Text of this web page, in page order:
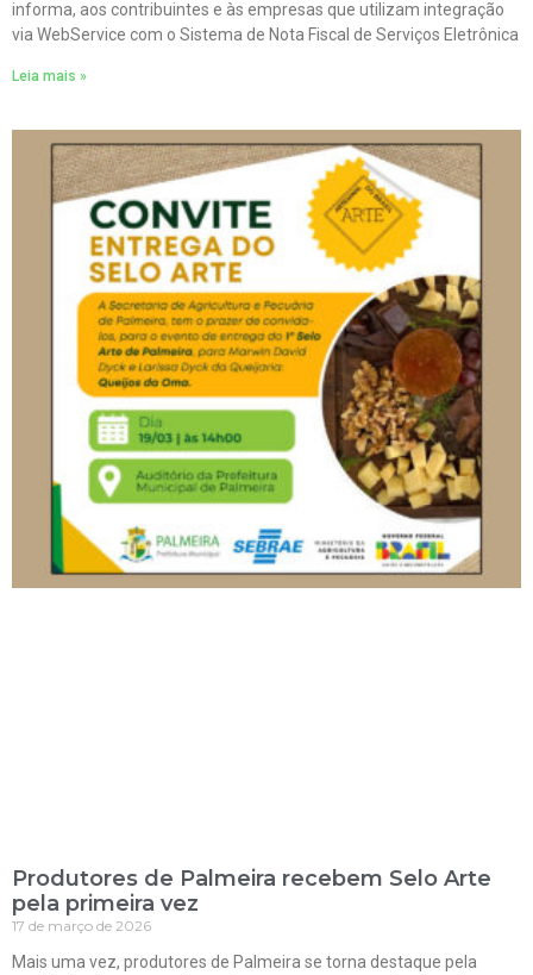
informa, aos contribuintes e às empresas que utilizam integração
via WebService com o Sistema de Nota Fiscal de Serviços Eletrônica
Leia mais »
Produtores de Palmeira recebem Selo Arte
pela primeira vez
17 de março de 2026
Mais uma vez, produtores de Palmeira se torna destaque pela